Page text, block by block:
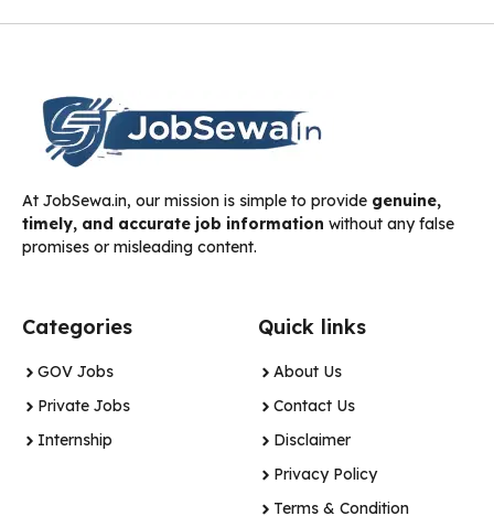
At JobSewa.in, our mission is simple to provide genuine,
timely, and accurate job information without any false
promises or misleading content.
Categories
GOV Jobs
Private Jobs
Internship
Quick links
About Us
Contact Us
Disclaimer
Privacy Policy
Terms & Condition